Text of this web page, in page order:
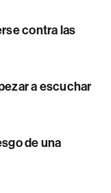
contra las
a escuchar
de una